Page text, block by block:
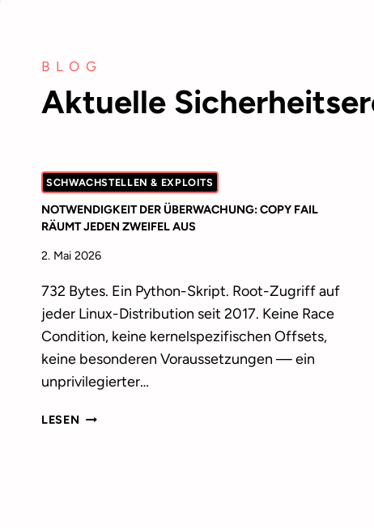
BLOG
Aktuelle
SCHWACHSTELLEN & EXPLOITS
NOTWENDIGKEIT DER ÜBERWACHUNG: COPY FAIL
RÄUMT JEDEN ZWEIFEL AUS
2. Mai 2026
732 Bytes. Ein Python-Skript. Root-Zugriff auf
jeder Linux-Distribution seit 2017. Keine Race
Condition, keine kernelspezifischen Offsets,
keine besonderen Voraussetzungen — ein
unprivilegierter…
LESEN NOTWENDIGKEIT